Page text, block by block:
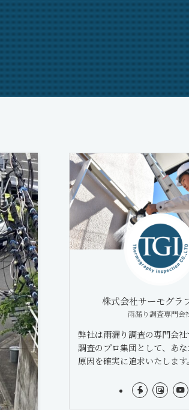
株式会社サーモグラ
雨漏り調査専門会
弊社は雨漏り調査の専門会社
調査のプロ集団として、あ
原因を確実に追求いたします。